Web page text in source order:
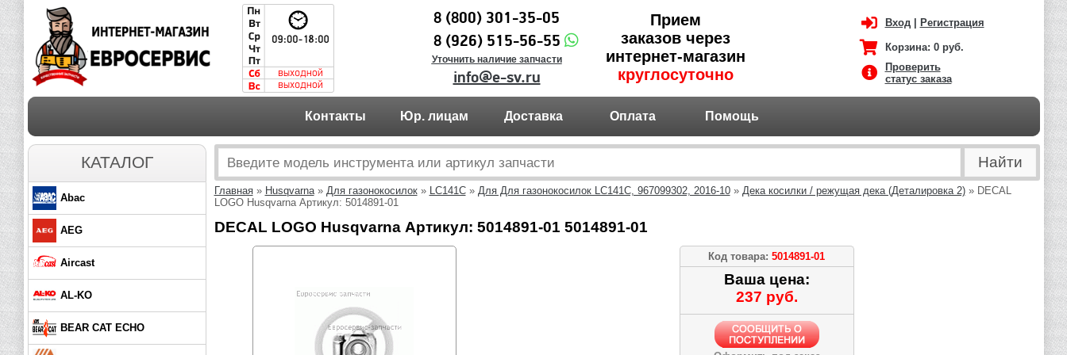
8 (800) 301-35-05
Прием
заказов через
интернет-магазин
круглосуточно
8 (926) 515-56-55
Уточнить наличие запчасти
info@e-sv.ru
Вход| Регистрация
Корзина: 0 руб.
Проверить
статус заказа
Контакты Юр. лицам Доставка Оплата Помощь
КАТАЛОГ
Abac
AEG
Aircast
AL-KO
BEAR CAT ECHO
Главная» Husqvarna» Для газонокосилок» LC141C» Для Для газонокосилок LC141C, 967099302, 2016-10» Дека косилки / режущая дека (Деталировка 2)» DECAL
LOGO Husqvarna Артикул: 5014891-01
DECAL LOGO Husqvarna Артикул: 5014891-01 5014891-01
Код товара: 5014891-01
Ваша цена:
237 руб.